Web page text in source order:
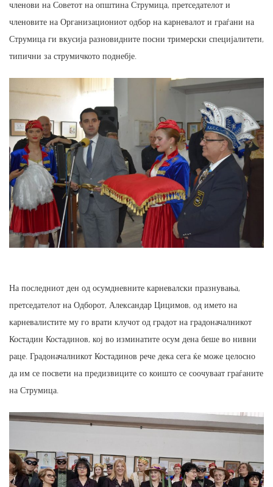
членови на Советот на општина Струмица, претседателот и
членовите на Организациониот одбор на карневалот и граѓани на
Струмица ги вкусија разновидните посни тримерски специјалитети,
типични за струмичкото поднебје.
На последниот ден од осумдневните карневалски празнувања,
претседателот на Одборот, Александар Цицимов, од името на
карневалистите му го врати клучот од градот на градоначалникот
Костадин Костадинов, кој во изминатите осум дена беше во нивни
раце. Градоначалникот Костадинов рече дека сега ќе може целосно
да им се посвети на предизвиците со коишто се соочуваат граѓаните
на Струмица.